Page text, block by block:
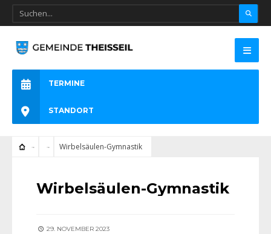
TERMINE
STANDORT
Wirbelsäulen-Gymnastik
Wirbelsäulen-Gymnastik
29. NOVEMBER 2023